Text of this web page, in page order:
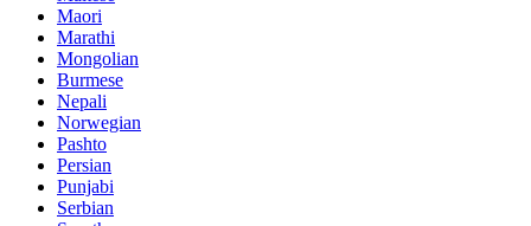
Maori
Marathi
Mongolian
Burmese
Nepali
Norwegian
Pashto
Persian
Punjabi
Serbian